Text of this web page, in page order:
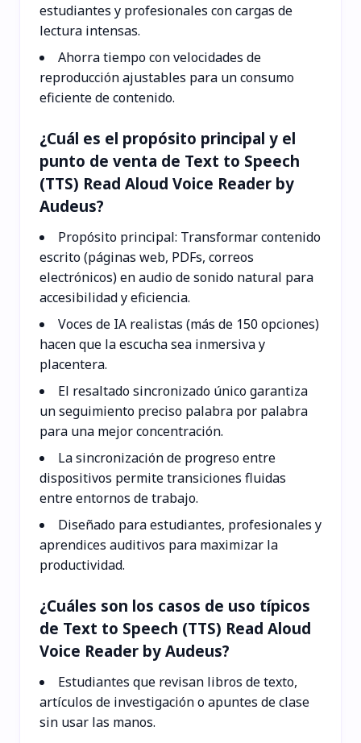
estudiantes y profesionales con cargas de
lectura intensas.
Ahorra tiempo con velocidades de
reproducción ajustables para un consumo
eficiente de contenido.
¿Cuál es el propósito principal y el
punto de venta de Text to Speech
(TTS) Read Aloud Voice Reader by
Audeus?
Propósito principal: Transformar contenido
escrito (páginas web, PDFs, correos
electrónicos) en audio de sonido natural para
accesibilidad y eficiencia.
Voces de IA realistas (más de 150 opciones)
hacen que la escucha sea inmersiva y
placentera.
El resaltado sincronizado único garantiza
un seguimiento preciso palabra por palabra
para una mejor concentración.
La sincronización de progreso entre
dispositivos permite transiciones fluidas
entre entornos de trabajo.
Diseñado para estudiantes, profesionales y
aprendices auditivos para maximizar la
productividad.
¿Cuáles son los casos de uso típicos
de Text to Speech (TTS) Read Aloud
Voice Reader by Audeus?
Estudiantes que revisan libros de texto,
artículos de investigación o apuntes de clase
sin usar las manos.